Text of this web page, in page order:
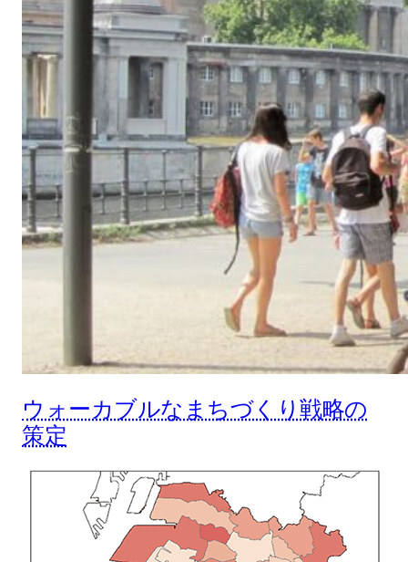
ウォーカブルなまちづくり戦略の
策定